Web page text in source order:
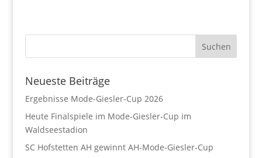
Neueste Beiträge
Ergebnisse Mode-Giesler-Cup 2026
Heute Finalspiele im Mode-Giesler-Cup im
Waldseestadion
SC Hofstetten AH gewinnt AH-Mode-Giesler-Cup